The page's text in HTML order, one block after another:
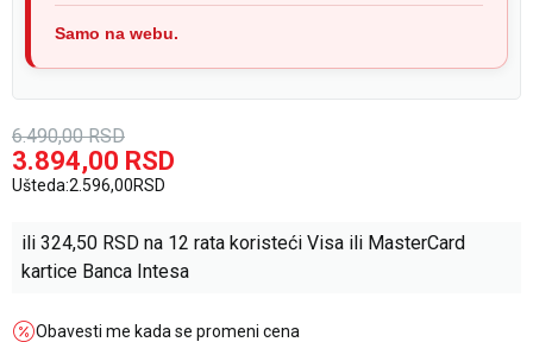
Samo na webu.
6.490,00 RSD
3.894,00 RSD
Ušteda:2.596,00RSD
ili 324,50 RSD na 12 rata koristeći Visa ili MasterCard
kartice Banca Intesa
Obavesti me kada se promeni cena